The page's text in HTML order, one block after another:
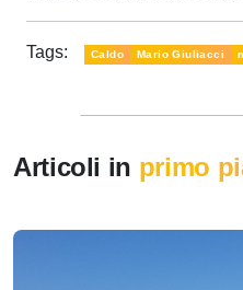
Tags: Caldo Mario Giuliacci
Articoli in primo